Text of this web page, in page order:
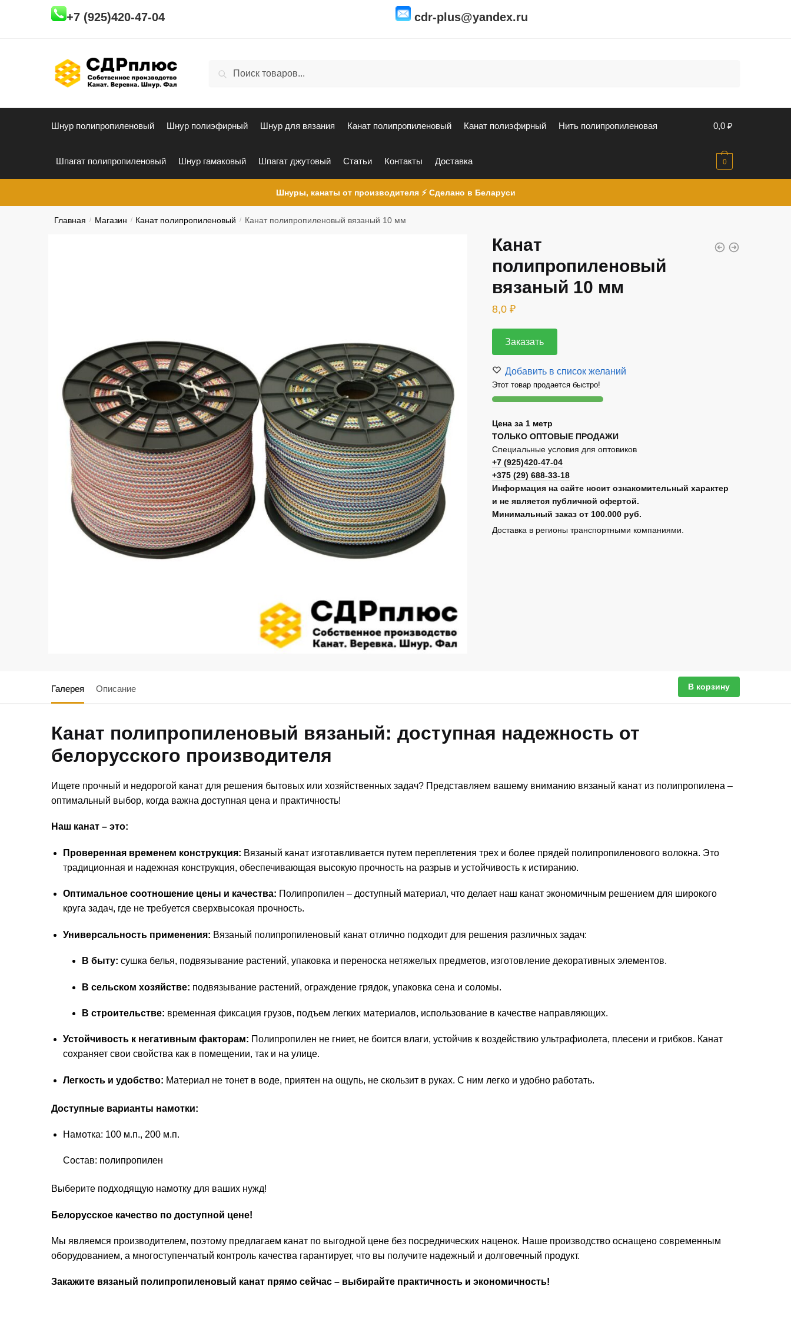
+7 (925)420-47-04 cdr-plus@yandex.ru
Поиск
Шнур полипропиленовый Шнур полиэфирный Шнур для вязания Канат полипропиленовый Канат полиэфирный Нить полипропиленовая
Шпагат полипропиленовый Шнур гамаковый Шпагат джутовый Статьи Контакты Доставка
0,0₽
0
Шнуры, канаты от производителя ⚡ Сделано в Беларуси
Главная / Магазин / Канат полипропиленовый / Канат полипропиленовый вязаный 10 мм
Канат
полипропиленовый
вязаный 10 мм
8,0 ₽
Заказать
Добавить в список желаний
Этот товар продается быстро!
Цена за 1 метр
ТОЛЬКО ОПТОВЫЕ ПРОДАЖИ
Специальные условия для оптовиков
+7 (925)420-47-04
+375 (29) 688-33-18
Информация на сайте носит ознакомительный характер
и не является публичной офертой.
Минимальный заказ от 100.000 руб.
Доставка в регионы транспортными компаниями.
Галерея Описание В корзину
Канат полипропиленовый вязаный: доступная надежность от
белорусского производителя
Ищете прочный и недорогой канат для решения бытовых или хозяйственных задач? Представляем вашему вниманию вязаный канат из полипропилена –
оптимальный выбор, когда важна доступная цена и практичность!
Наш канат – это:
Проверенная временем конструкция: Вязаный канат изготавливается путем переплетения трех и более прядей полипропиленового волокна. Это
традиционная и надежная конструкция, обеспечивающая высокую прочность на разрыв и устойчивость к истиранию.
Оптимальное соотношение цены и качества: Полипропилен – доступный материал, что делает наш канат экономичным решением для широкого
круга задач, где не требуется сверхвысокая прочность.
Универсальность применения: Вязаный полипропиленовый канат отлично подходит для решения различных задач:
В быту: сушка белья, подвязывание растений, упаковка и переноска нетяжелых предметов, изготовление декоративных элементов.
В сельском хозяйстве: подвязывание растений, ограждение грядок, упаковка сена и соломы.
В строительстве: временная фиксация грузов, подъем легких материалов, использование в качестве направляющих.
Устойчивость к негативным факторам: Полипропилен не гниет, не боится влаги, устойчив к воздействию ультрафиолета, плесени и грибков. Канат
сохраняет свои свойства как в помещении, так и на улице.
Легкость и удобство: Материал не тонет в воде, приятен на ощупь, не скользит в руках. С ним легко и удобно работать.
Доступные варианты намотки:
Намотка: 100 м.п., 200 м.п.
Состав: полипропилен
Выберите подходящую намотку для ваших нужд!
Белорусское качество по доступной цене!
Мы являемся производителем, поэтому предлагаем канат по выгодной цене без посреднических наценок. Наше производство оснащено современным
оборудованием, а многоступенчатый контроль качества гарантирует, что вы получите надежный и долговечный продукт.
Закажите вязаный полипропиленовый канат прямо сейчас – выбирайте практичность и экономичность!